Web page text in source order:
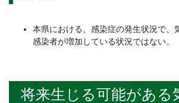
本県における、感染症の発生状況で、
感染者が増加している状況ではない。
将来生じる可能がある